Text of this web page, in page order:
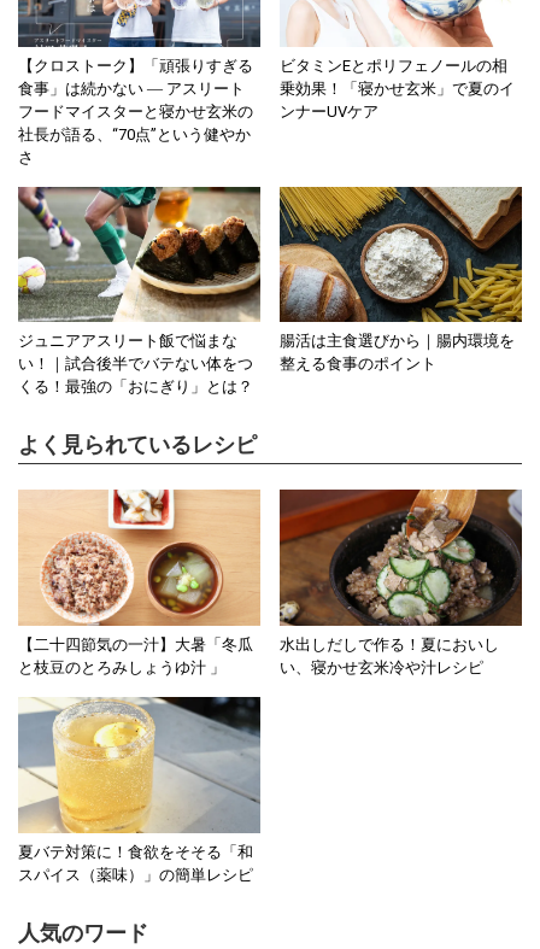
【クロストーク】「頑張りすぎる
食事」は続かない ― アスリート
フードマイスターと寝かせ玄米の
社長が語る、“70点”という健やか
さ
ビタミンEとポリフェノールの相
乗効果！「寝かせ玄米」で夏のイ
ンナーUVケア
ジュニアアスリート飯で悩まな
い！｜試合後半でバテない体をつ
くる！最強の「おにぎり」とは？
腸活は主食選びから｜腸内環境を
整える食事のポイント
よく見られているレシピ
【二十四節気の一汁】大暑「冬瓜
と枝豆のとろみしょうゆ汁 」
水出しだしで作る！夏においし
い、寝かせ玄米冷や汁レシピ
夏バテ対策に！食欲をそそる「和
スパイス（薬味）」の簡単レシピ
人気のワード